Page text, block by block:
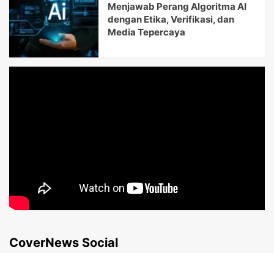
Menjawab Perang Algoritma AI
dengan Etika, Verifikasi, dan
Media Tepercaya
CoverNews Social